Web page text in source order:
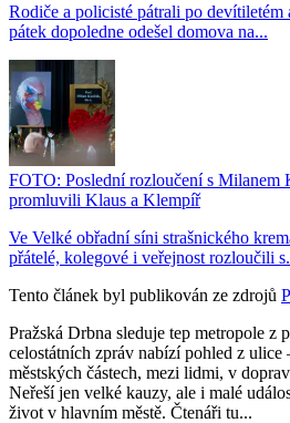
Rodiče a policisté pátrali po
pátek dopoledne odešel domova na...
FOTO: Poslední rozloučení s Milanem
promluvili Klaus a Klempíř
Ve Velké obřadní síni strašnického
přátelé, kolegové i veřejnost rozloučili
Tento článek byl publikován ze zdrojů
Pražská Drbna sleduje tep metropole z
celostátních zpráv nabízí pohled z ulice
městských částech, mezi lidmi, v
Neřeší jen velké kauzy, ale i malé
život v hlavním městě. Čtenáři tu...